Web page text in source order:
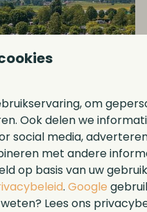
om
Ook delen we
social media,
met andere
op basis van uw
. Google
Lees ons